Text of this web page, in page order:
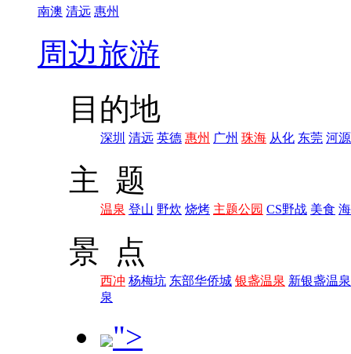
南澳 清远 惠州
周边旅游
目的地
深圳 清远 英德 惠州 广州 珠海 从化 东莞 河源
主 题
温泉 登山 野炊 烧烤 主题公园 CS野战 美食
景 点
西冲 杨梅坑 东部华侨城 银盏温泉 新银盏温泉
泉
">